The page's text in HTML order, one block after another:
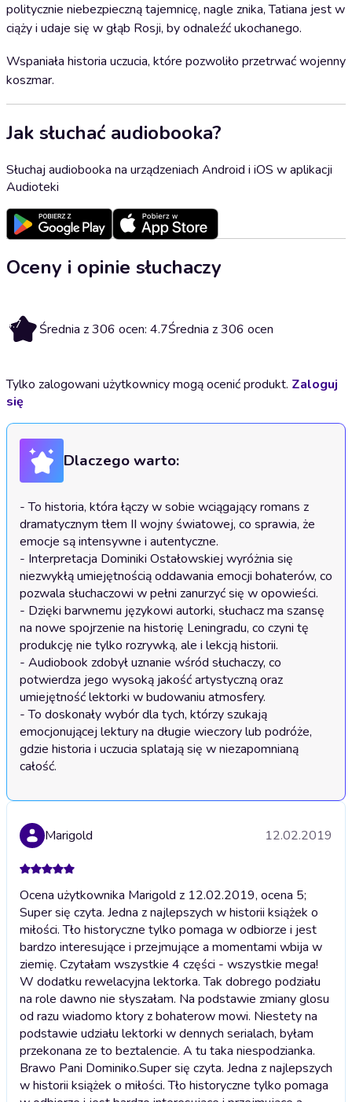
politycznie niebezpieczną tajemnicę, nagle znika, Tatiana jest w
ciąży i udaje się w głąb Rosji, by odnaleźć ukochanego.
Wspaniała historia uczucia, które pozwoliło przetrwać wojenny
koszmar.
Jak słuchać audiobooka?
Słuchaj audiobooka na urządzeniach Android i iOS w aplikacji
Audioteki
Oceny i opinie słuchaczy
4.7 Średnia z 306 ocen: 4.7Średnia z 306 ocen
Tylko zalogowani użytkownicy mogą ocenić produkt. Zaloguj
się
Dlaczego warto:
- To historia, która łączy w sobie wciągający romans z
dramatycznym tłem II wojny światowej, co sprawia, że
emocje są intensywne i autentyczne.
- Interpretacja Dominiki Ostałowskiej wyróżnia się
niezwykłą umiejętnością oddawania emocji bohaterów, co
pozwala słuchaczowi w pełni zanurzyć się w opowieści.
- Dzięki barwnemu językowi autorki, słuchacz ma szansę
na nowe spojrzenie na historię Leningradu, co czyni tę
produkcję nie tylko rozrywką, ale i lekcją historii.
- Audiobook zdobył uznanie wśród słuchaczy, co
potwierdza jego wysoką jakość artystyczną oraz
umiejętność lektorki w budowaniu atmosfery.
- To doskonały wybór dla tych, którzy szukają
emocjonującej lektury na długie wieczory lub podróże,
gdzie historia i uczucia splatają się w niezapomnianą
całość.
Marigold 12.02.2019
Ocena użytkownika Marigold z 12.02.2019, ocena 5;
Super się czyta. Jedna z najlepszych w historii książek o
miłości. Tło historyczne tylko pomaga w odbiorze i jest
bardzo interesujące i przejmujące a momentami wbija w
ziemię. Czytałam wszystkie 4 części - wszystkie mega!
W dodatku rewelacyjna lektorka. Tak dobrego podziału
na role dawno nie słyszałam. Na podstawie zmiany glosu
od razu wiadomo ktory z bohaterow mowi. Niestety na
podstawie udziału lektorki w dennych serialach, byłam
przekonana ze to beztalencie. A tu taka niespodzianka.
Brawo Pani Dominiko.Super się czyta. Jedna z najlepszych
w historii książek o miłości. Tło historyczne tylko pomaga